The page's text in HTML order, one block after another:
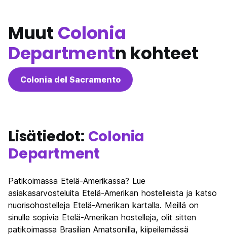
Muut Colonia
Departmentn kohteet
Colonia del Sacramento
Lisätiedot: Colonia
Department
Patikoimassa Etelä-Amerikassa? Lue
asiakasarvosteluita Etelä-Amerikan hostelleista ja katso
nuorisohostelleja Etelä-Amerikan kartalla. Meillä on
sinulle sopivia Etelä-Amerikan hostelleja, olit sitten
patikoimassa Brasilian Amatsonilla, kiipeilemässä